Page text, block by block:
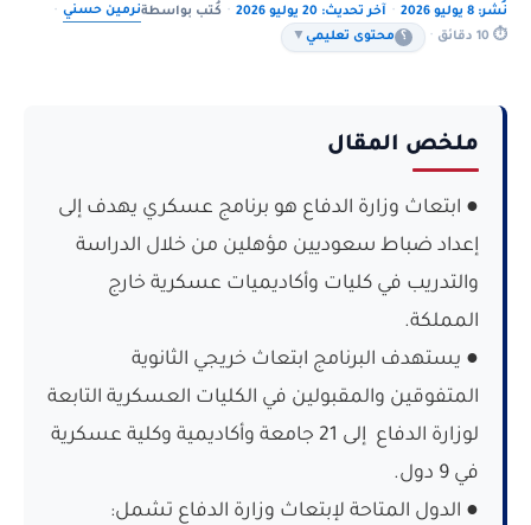
نُشر: 8 يوليو 2026 · آخر تحديث: 20 يوليو 2026 · كُتب بواسطةنرمين حسني ·
⏱ 10 دقائق
· ؟ محتوى تعليمي ▼
ملخص المقال
● ابتعاث وزارة الدفاع هو برنامج عسكري يهدف إلى
إعداد ضباط سعوديين مؤهلين من خلال الدراسة
والتدريب في كليات وأكاديميات عسكرية خارج
المملكة.
● يستهدف البرنامج ابتعاث خريجي الثانوية
المتفوقين والمقبولين في الكليات العسكرية التابعة
لوزارة الدفاع إلى 21 جامعة وأكاديمية وكلية عسكرية
في 9 دول.
● الدول المتاحة لإبتعاث وزارة الدفاع تشمل: